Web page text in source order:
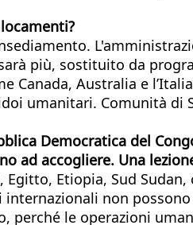
più, sostituito da
Australia e
umanitari. Comunità
Democratica del
ad accogliere. Una
Etiopia, Sud
non
le operazioni